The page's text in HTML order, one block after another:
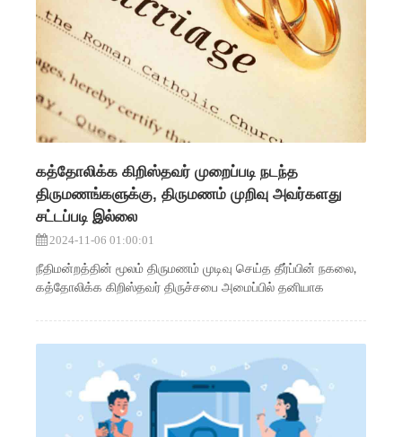
கத்தோலிக்க கிறிஸ்தவர் முறைப்படி நடந்த
திருமணங்களுக்கு, திருமணம் முறிவு அவர்களது
சட்டப்படி இல்லை
2024-11-06 01:00:01
நீதிமன்றத்தின் மூலம் திருமணம் முடிவு செய்த தீர்ப்பின் நகலை,
கத்தோலிக்க கிறிஸ்தவர் திருச்சபை அமைப்பில் தனியாக